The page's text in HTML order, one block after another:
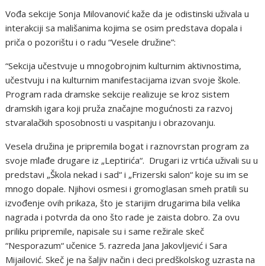
Vođa sekcije Sonja Milovanović kaže da je odistinski uživala u
interakciji sa mališanima kojima se osim predstava dopala i
priča o pozorištu i o radu “Vesele družine”:
“Sekcija učestvuje u mnogobrojnim kulturnim aktivnostima,
učestvuju i na kulturnim manifestacijama izvan svoje škole.
Program rada dramske sekcije realizuje se kroz sistem
dramskih igara koji pruža značajne mogućnosti za razvoj
stvaralačkih sposobnosti u vaspitanju i obrazovanju.
Vesela družina je pripremila bogat i raznovrstan program za
svoje mlađe drugare iz „Leptirića“. Drugari iz vrtića uživali su u
predstavi „Škola nekad i sad“ i „Frizerski salon“ koje su im se
mnogo dopale. Njihovi osmesi i gromoglasan smeh pratili su
izvođenje ovih prikaza, što je starijim drugarima bila velika
nagrada i potvrda da ono što rade je zaista dobro. Za ovu
priliku pripremile, napisale su i same režirale skeč
“Nesporazum“ učenice 5. razreda Jana Jakovljević i Sara
Mijailović. Skeč je na šaljiv način i deci predškolskog uzrasta na